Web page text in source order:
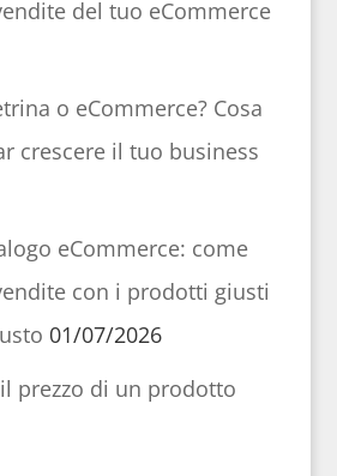
del tuo eCommerce
o eCommerce? Cosa
crescere il tuo business
eCommerce: come
con i prodotti giusti
01/07/2026
prezzo di un prodotto